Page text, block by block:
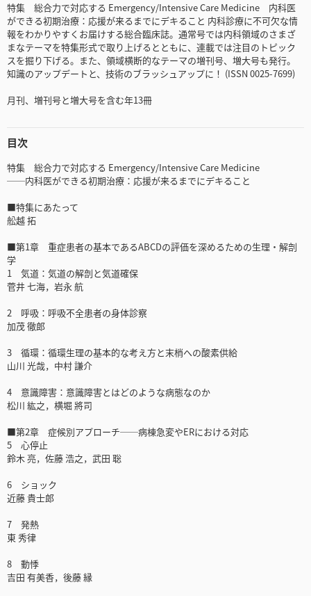
特集 総合力で対応する Emergency/Intensive Care Medicine 内科医
ができる初期治療：応援が来るまでにデキること 内科診療に不可欠な情
報をわかりやすくお届けする総合臨床誌。通常号では内科領域のさまざ
まなテーマを特集形式で取り上げるとともに、連載では注目のトピック
スを掘り下げる。また、領域横断的なテーマの増刊号、増大号も発行。
知識のアップデートと、技術のブラッシュアップに！ (ISSN 0025-7699)
月刊、増刊号と増大号を含む年13冊
目次
特集 総合力で対応する Emergency/Intensive Care Medicine
──内科医ができる初期治療：応援が来るまでにデキること
■特集にあたって
舩越 拓
■第1章 重症患者の基本であるABCDの評価を深めるための生理・解剖
学
1 気道：気道の解剖と気道確保
菅井 七海，岩永 航
2 呼吸：呼吸不全患者の身体診察
加茂 徹郎
3 循環：循環生理の基本的な考え方と末梢への酸素供給
山川 光哉，中村 謙介
4 意識障害：意識障害とはどのような病態なのか
松川 紘之，横堀 將司
■第2章 症候別アプローチ──病棟急変やERにおける対応
5 心停止
鈴木 亮，佐藤 浩之，武田 聡
6 ショック
近藤 貴士郎
7 発熱
東 秀律
8 動悸
吉田 有美香，後藤 縁